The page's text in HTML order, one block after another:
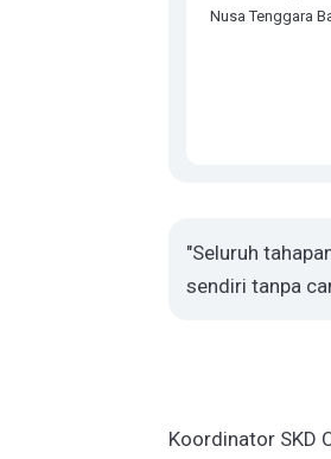
Nusa Tenggara
"Seluruh
sendiri tanpa
Koordinator SKD